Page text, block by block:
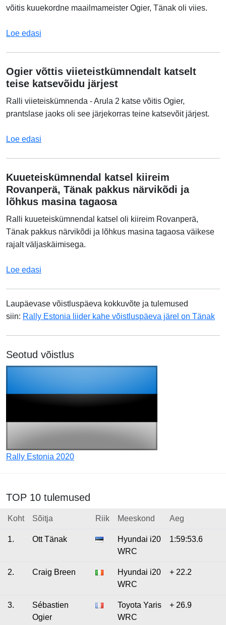
võitis kuuekordne maailmameister Ogier, Tänak oli viies.
Loe edasi
Ogier võttis viieteistkümnendalt katselt
teise katsevõidu järjest
Ralli viieteiskümnenda - Arula 2 katse võitis Ogier,
prantslase jaoks oli see järjekorras teine katsevõit järjest.
Loe edasi
Kuueteiskümnendal katsel kiireim
Rovanperä, Tänak pakkus närvikõdi ja
lõhkus masina tagaosa
Ralli kuueteiskümnendal katsel oli kiireim Rovanperä,
Tänak pakkus närvikõdi ja lõhkus masina tagaosa väikese
rajalt väljaskäimisega.
Loe edasi
Laupäevase võistluspäeva kokkuvõte ja tulemused
siin: Rally Estonia liider kahe võistluspäeva järel on Tänak
Seotud võistlus
Rally Estonia 2020
TOP 10 tulemused
Koht Sõitja Riik Meeskond Aeg
1. Ott Tänak
Hyundai i20
WRC
1:59:53.6
2. Craig Breen
Hyundai i20
WRC
+ 22.2
3.
Sébastien
Ogier
Toyota Yaris
WRC
+ 26.9